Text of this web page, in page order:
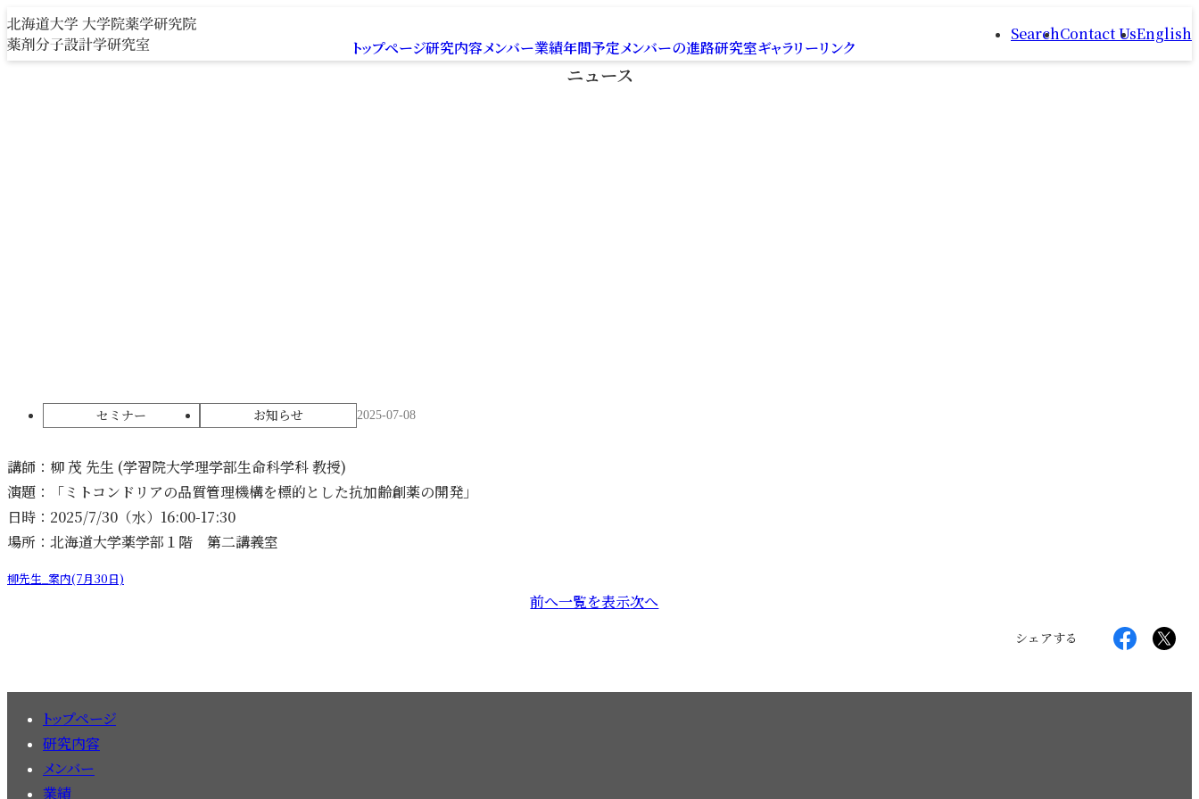
内容をスキップ
トップページ研究内容メンバー業績年間予定メンバーの進路研究室ギャラリーリンク
SearchContact UsEnglish
ニュース
セミナー お知らせ 2025-07-08
講師：柳 茂 先生 (学習院大学理学部生命科学科 教授)
演題：「ミトコンドリアの品質管理機構を標的とした抗加齢創薬の開発」
日時：2025/7/30（水）16:00-17:30
場所：北海道大学薬学部１階 第二講義室
柳先生_案内(7月30日)
投
前へ一覧を表示次へ
シェアする
トップページ
研究内容
メンバー
業績